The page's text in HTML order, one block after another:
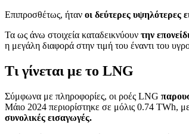
Επιπροσθέτως, ήταν οι δεύτερες υψηλότερες
Τα ως άνω στοιχεία καταδεικνύουν την
η μεγάλη διαφορά στην τιμή του έναντι του
Τι γίνεται με το LNG
Σύμφωνα με πληροφορίες, οι ροές LNG
Μάιο 2024 περιορίστηκε σε μόλις 0.74 ΤWh,
συνολικές εισαγωγές.